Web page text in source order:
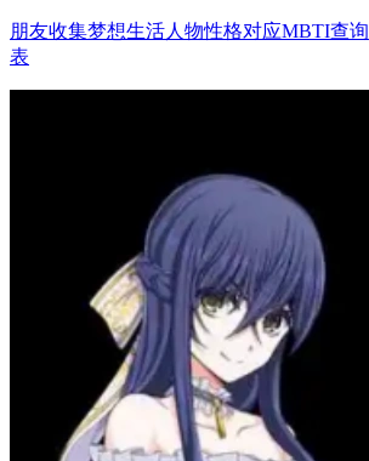
朋友收集梦想生活人物性格对应MBTI查询
表